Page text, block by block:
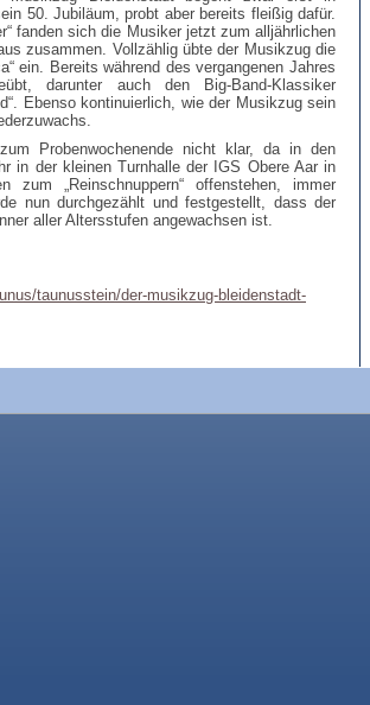
50. Jubiläum, probt aber bereits fleißig dafür.
fanden sich die Musiker jetzt zum alljährlichen
zusammen. Vollzählig übte der Musikzug die
ein. Bereits während des vergangenen Jahres
darunter auch den Big-Band-Klassiker
Ebenso kontinuierlich, wie der Musikzug sein
Probenwochenende nicht klar, da in den
in der kleinen Turnhalle der IGS Obere Aar in
zum „Reinschnuppern“ offenstehen, immer
nun durchgezählt und festgestellt, dass der
aller Altersstufen angewachsen ist.
taunusstein/der-musikzug-bleidenstadt-